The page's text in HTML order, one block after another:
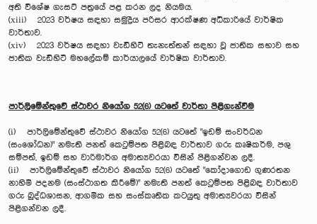
අති විශේෂ ගැසට් පත්‍රයේ පළ කරන ලද නියමය.
(xiii) 2023 වර්ෂය සඳහා සමුද්‍රීය පරිසර ආරක්ෂණ අධිකාරියේ වාර්ෂික
වාර්තාව.
(xiv) 2023 වර්ෂය සඳහා වැඩිහිටි තැනැත්තන් සඳහා වූ ජාතික සභාව සහ
ජාතික වැඩිහිටි මහලේකම් කාර්යාලයේ වාර්ෂික වාර්තාව.
පාර්ලිමේන්තුවේ ස්ථාවර නියෝග 52(6) යටතේ වාර්තා පිළිගැන්වීම
(i) පාර්ලිමේන්තුවේ ස්ථාවර නියෝග 52(6) යටතේ "ඉඩම් සංවර්ධන
(සංශෝධන)" නමැති පනත් කෙටුම්පත පිළිබඳ වාර්තාව ගරු කෘෂිකර්ම, පශු
සම්පත්, ඉඩම් සහ වාරිමාර්ග අමාත්‍යවරයා විසින් පිළිගන්වන ලදී.
(ii) පාර්ලිමේන්තුවේ ස්ථාවර නියෝග 52(6) යටතේ "කෝදාගොඩ ගුණරතන
නාහිමි පදනම (සංස්ථාගත කිරීමේ)" නමැති පනත් කෙටුම්පත පිළිබඳ වාර්තාව
ගරු බුද්ධශාසන, ආගමික සහ සංස්කෘතික කටයුතු අමාත්‍යවරයා විසින්
පිළිගන්වන ලදී.